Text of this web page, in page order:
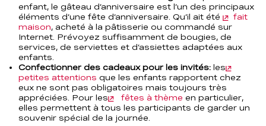
enfant, le gâteau d’anniversaire est l’un des principaux
éléments d’une fête d’anniversaire. Qu’il ait été
fait
maison, acheté à la pâtisserie ou commandé sur
Internet. Prévoyez suffisamment de bougies, de
services, de serviettes et d’assiettes adaptées aux
enfants.
Confectionner des cadeaux pour les invités: les
petites attentions que les enfants rapportent chez
eux ne sont pas obligatoires mais toujours très
appréciées. Pour les
fêtes à thème en particulier,
elles permettent à tous les participants de garder un
souvenir spécial de la journée.